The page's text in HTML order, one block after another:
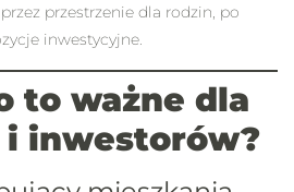
przestrzenie dla rodzin, po
inwestycyjne.
to ważne dla
inwestorów?